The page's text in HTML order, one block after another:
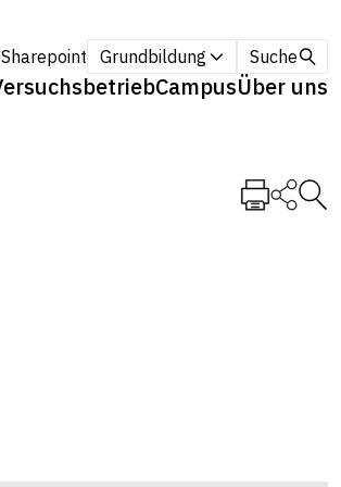
Sharepoint Grundbildung Suche
CampusÜber uns